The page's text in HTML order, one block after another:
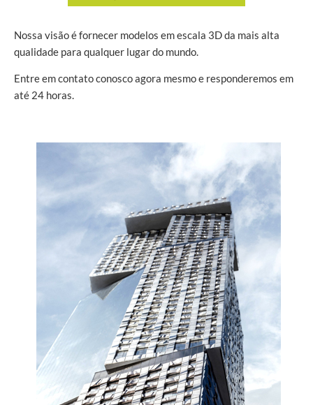
Nossa visão é fornecer modelos em escala 3D da mais alta
qualidade para qualquer lugar do mundo.
Entre em contato conosco agora mesmo e responderemos em
até 24 horas.